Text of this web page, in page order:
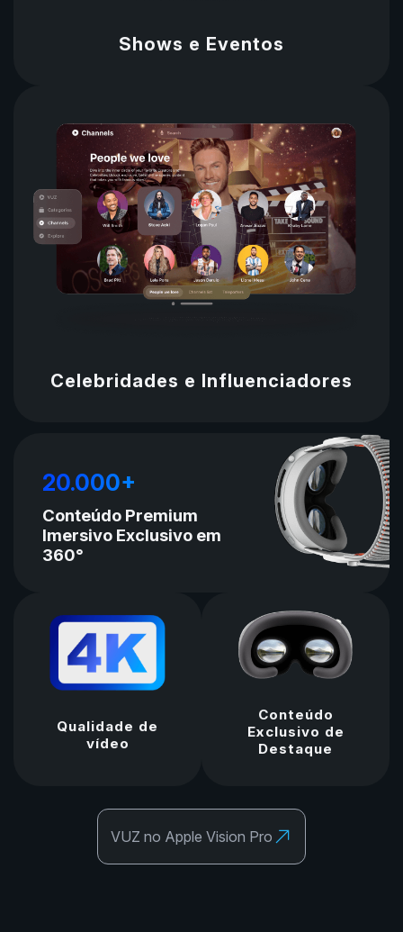
Shows e Eventos
Celebridades e Influenciadores
Qualidade de
vídeo
Conteúdo
Exclusivo de
Destaque
20.000+
Conteúdo Premium
Imersivo Exclusivo em
360°
VUZ no Apple Vision Pro